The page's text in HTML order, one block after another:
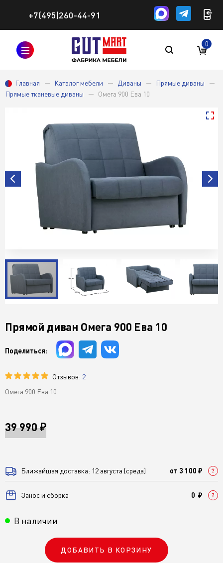
+7(495)260-44-91
0
Главная Каталог мебели Диваны
Прямые диваны
Прямые тканевые диваны
Омега 900 Ева 10
Прямой диван Омега 900 Ева 10
Поделиться:
Отзывов: 2
Омега 900 Ева 10
39 990 ₽
Ближайшая доставка: 12 августа (среда) от 3 100 ₽
Занос и сборка 0 ₽
В наличии
ДОБАВИТЬ В КОРЗИНУ